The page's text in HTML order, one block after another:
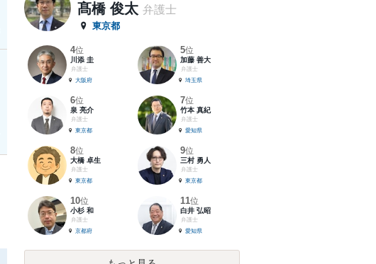
髙橋 俊太 弁護士
東京都
4位
川添 圭
弁護士
大阪府
5位
加藤 善大
弁護士
埼玉県
6位
泉 亮介
弁護士
東京都
7位
竹本 真紀
弁護士
愛知県
8位
大橋 卓生
弁護士
東京都
9位
三村 勇人
弁護士
東京都
10位
小杉 和
弁護士
京都府
11位
白井 弘昭
弁護士
愛知県